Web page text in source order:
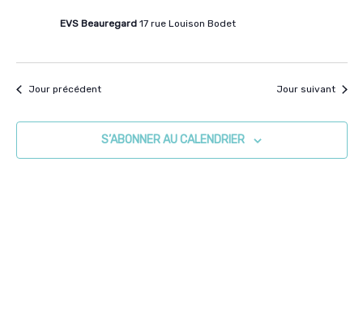
EVS Beauregard 17 rue Louison Bodet
Jour précédent Jour suivant
S’ABONNER AU CALENDRIER